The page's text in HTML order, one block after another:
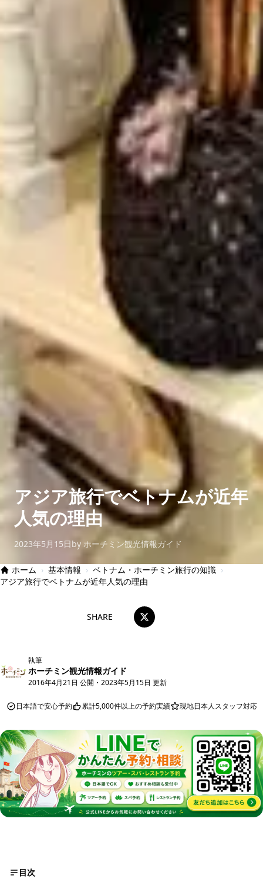
アジア旅行でベトナムが近年
人気の理由
2023年5月15日by ホーチミン観光情報ガイド
ホーム › 基本情報 › ベトナム・ホーチミン旅行の知識 ›
アジア旅行でベトナムが近年人気の理由
SHARE
執筆
ホーチミン観光情報ガイド
2016年4月21日 公開 ・ 2023年5月15日 更新
日本語で安心予約 累計5,000件以上の予約実績 現地日本人スタッフ対応
目次